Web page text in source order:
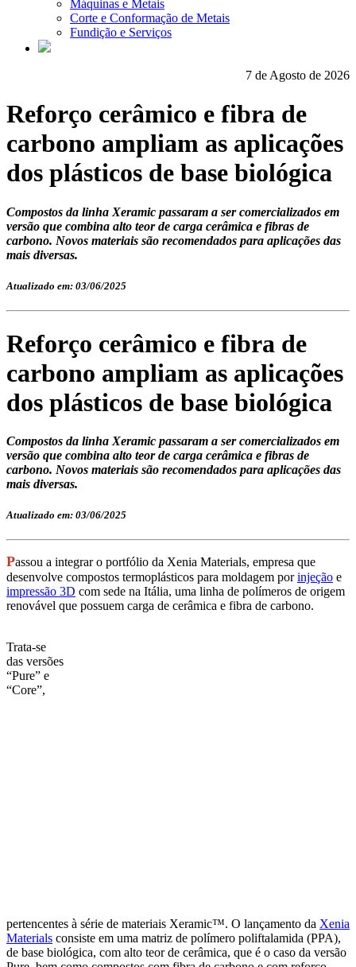
Máquinas e Metais
Corte e Conformação de Metais
Fundição e Serviços
7 de Agosto de 2026
Reforço cerâmico e fibra de
carbono ampliam as aplicações
dos plásticos de base biológica
Compostos da linha Xeramic passaram a ser comercializados em
versão que combina alto teor de carga cerâmica e fibras de
carbono. Novos materiais são recomendados para aplicações das
mais diversas.
Atualizado em: 03/06/2025
Reforço cerâmico e fibra de
carbono ampliam as aplicações
dos plásticos de base biológica
Compostos da linha Xeramic passaram a ser comercializados em
versão que combina alto teor de carga cerâmica e fibras de
carbono. Novos materiais são recomendados para aplicações das
mais diversas.
Atualizado em: 03/06/2025
Passou a integrar o portfólio da Xenia Materials, empresa que
desenvolve compostos termoplásticos para moldagem porinjeção e
impressão 3D com sede na Itália, uma linha de polímeros de origem
renovável que possuem carga de cerâmica e fibra de carbono.
Trata-se
das versões
“Pure” e
“Core”,
pertencentes à série de materiais Xeramic™. O lançamento da Xenia
Materials consiste em uma matriz de polímero poliftalamida (PPA),
de base biológica, com alto teor de cerâmica, que é o caso da versão